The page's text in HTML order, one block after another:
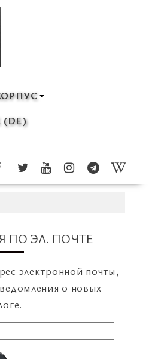
(DE)
ПО ЭЛ. ПОЧТЕ
электронной почты,
о новых